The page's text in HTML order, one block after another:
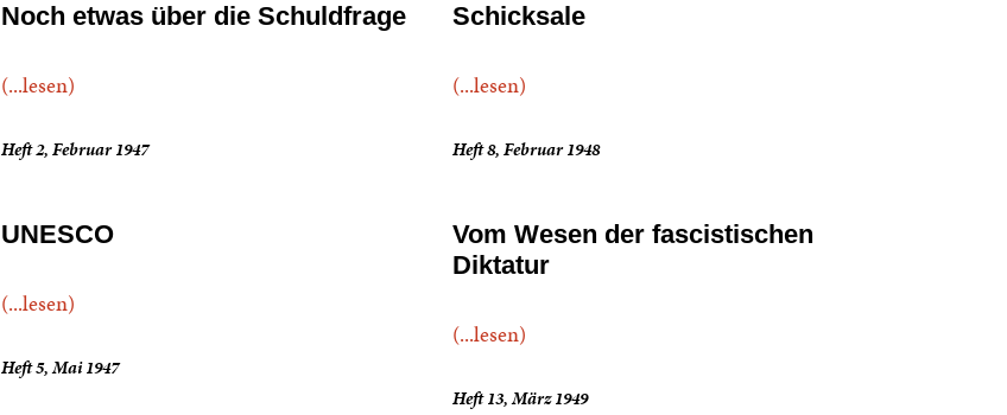
Noch etwas über die Schuldfrage
(...lesen)
Heft 2, Februar 1947
Schicksale
(...lesen)
Heft 8, Februar 1948
UNESCO
(...lesen)
Heft 5, Mai 1947
Vom Wesen der fascistischen
Diktatur
(...lesen)
Heft 13, März 1949